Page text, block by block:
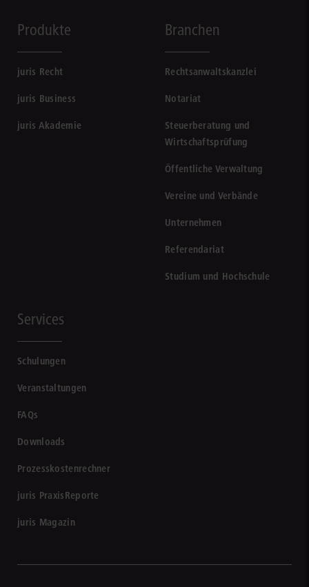
Produkte
juris Recht
juris Business
juris Akademie
Branchen
Rechtsanwaltskanzlei
Notariat
Steuerberatung und
Wirtschaftsprüfung
Öffentliche Verwaltung
Vereine und Verbände
Unternehmen
Referendariat
Studium und Hochschule
Services
Schulungen
Veranstaltungen
FAQs
Downloads
Prozesskostenrechner
juris PraxisReporte
juris Magazin